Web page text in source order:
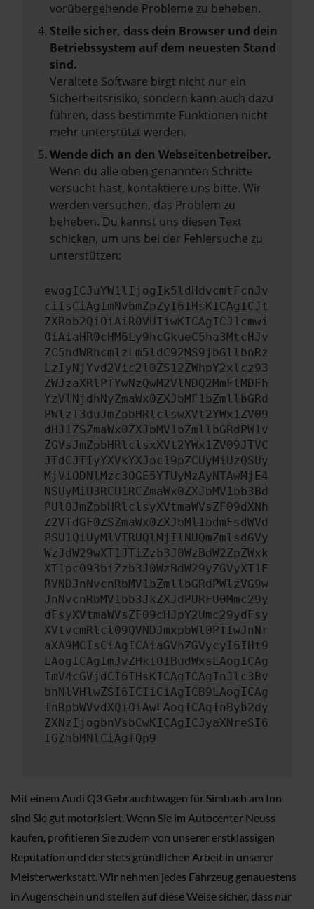
vorübergehende Probleme zu beheben.
Stelle sicher, dass dein Browser und dein
Betriebssystem auf dem neuesten Stand
sind.
Veraltete Software birgt nicht nur ein
Sicherheitsrisiko, sondern kann auch dazu
führen, dass bestimmte Funktionen nicht
mehr unterstützt werden.
Wende dich an den Webseitenbetreiber.
Wenn du alle oben genannten Schritte
versucht hast, kontaktiere uns bitte. Wir
werden versuchen, das Problem zu
beheben. Du kannst uns diesen Text
schicken, um uns bei der Fehlersuche zu
unterstützen:
ewogICJuYW1lIjogIk5ldHdvcmtFcnJv
ciIsCiAgImNvbmZpZyI6IHsKICAgICJt
ZXRob2QiOiAiR0VUIiwKICAgICJ1cmwi
OiAiaHR0cHM6Ly9hcGkueC5ha3MtcHJv
ZC5hdWRhcmlzLm5ldC92MS9jbGllbnRz
LzIyNjYvd2Vic2l0ZS12ZWhpY2xlcz93
ZWJzaXRlPTYwNzQwM2VlNDQ2MmFlMDFh
YzVlNjdhNyZmaWx0ZXJbMF1bZmllbGRd
PWlzT3duJmZpbHRlclswXVt2YWx1ZV09
dHJ1ZSZmaWx0ZXJbMV1bZmllbGRdPW1v
ZGVsJmZpbHRlclsxXVt2YWx1ZV09JTVC
JTdCJTIyYXVkYXJpc19pZCUyMiUzQSUy
MjViODNlMzc3OGE5YTUyMzAyNTAwMjE4
NSUyMiU3RCU1RCZmaWx0ZXJbMV1bb3Bd
PUlOJmZpbHRlclsyXVtmaWVsZF09dXNh
Z2VTdGF0ZSZmaWx0ZXJbMl1bdmFsdWVd
PSU1QiUyMlVTRUQlMjIlNUQmZmlsdGVy
WzJdW29wXT1JTiZzb3J0WzBdW2ZpZWxk
XT1pc093biZzb3J0WzBdW29yZGVyXT1E
RVNDJnNvcnRbMV1bZmllbGRdPWlzVG9w
JnNvcnRbMV1bb3JkZXJdPURFU0Mmc29y
dFsyXVtmaWVsZF09cHJpY2Umc29ydFsy
XVtvcmRlcl09QVNDJmxpbWl0PTIwJnNr
aXA9MCIsCiAgICAiaGVhZGVycyI6IHt9
LAogICAgImJvZHkiOiBudWxsLAogICAg
ImV4cGVjdCI6IHsKICAgICAgInJlc3Bv
bnNlVHlwZSI6ICIiCiAgICB9LAogICAg
InRpbWVvdXQiOiAwLAogICAgInByb2dy
ZXNzIjogbnVsbCwKICAgICJyaXNreSI6
IGZhbHNlCiAgfQp9
Mit einem Audi Q3 Gebrauchtwagen für Simbach am Inn
sind Sie gut motorisiert. Wenn Sie im Autocenter Neuss
kaufen, profitieren Sie zudem von unserer erstklassigen
Reputation und der stets gründlichen Arbeit in unserer
Meisterwerkstatt. Wir nehmen jedes Fahrzeug genauestens
in Augenschein und stellen auf diese Weise sicher, dass nur